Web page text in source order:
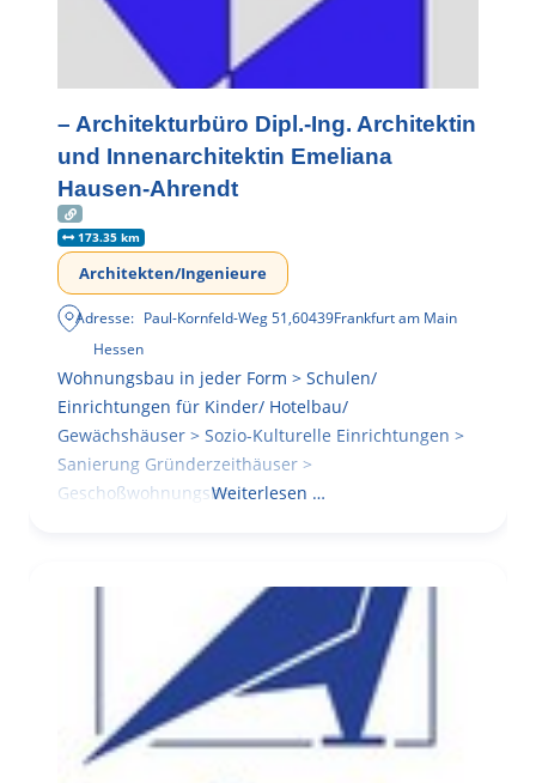
– Architekturbüro Dipl.-Ing. Architektin
und Innenarchitektin Emeliana
Hausen-Ahrendt
173.35 km
Architekten/Ingenieure
Adresse: Paul-Kornfeld-Weg 51,60439Frankfurt am Main
Hessen
Wohnungsbau in jeder Form > Schulen/
Einrichtungen für Kinder/ Hotelbau/
Gewächshäuser > Sozio-Kulturelle Einrichtungen >
Sanierung Gründerzeithäuser >
GeschoßwohnungsbauWeiterlesen …